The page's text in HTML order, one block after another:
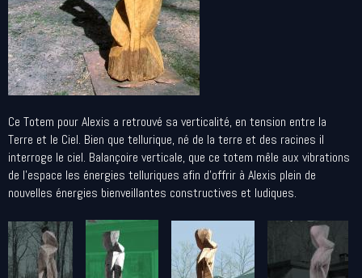
Ce Totem pour Alexis a retrouvé sa verticalité, en tension entre la
Terre et le Ciel. Bien que tellurique, né de la terre et des racines il
interroge le ciel. Balançoire verticale, que ce totem mêle aux vibrations
de l'espace les énergies telluriques afin d'offrir à Alexis plein de
nouvelles énergies bienveillantes constructives et ludiques.